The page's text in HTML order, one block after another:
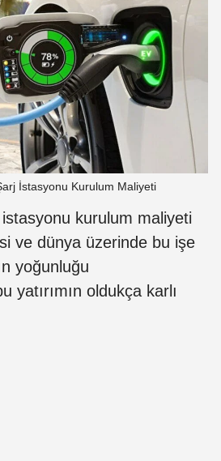
İstasyonu Kurulum Maliyeti
kurulum maliyeti
ve dünya üzerinde bu işe
yoğunluğu
yatırımın oldukça karlı